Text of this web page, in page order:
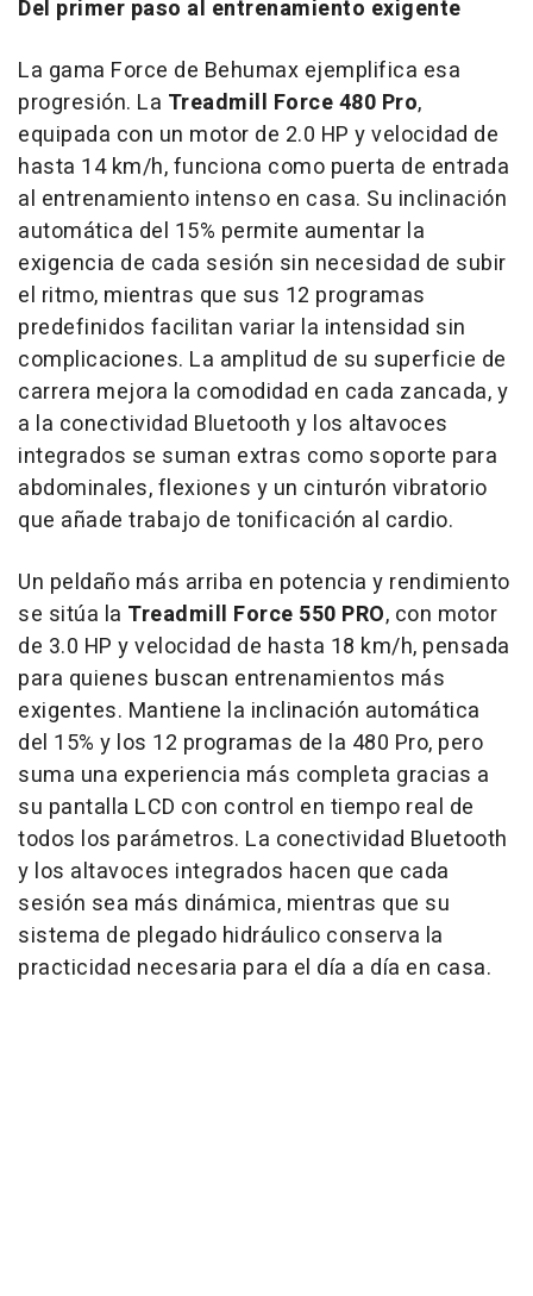
Del primer paso al entrenamiento exigente
La gama Force de Behumax ejemplifica esa
progresión. La Treadmill Force 480 Pro,
equipada con un motor de 2.0 HP y velocidad de
hasta 14 km/h, funciona como puerta de entrada
al entrenamiento intenso en casa. Su inclinación
automática del 15% permite aumentar la
exigencia de cada sesión sin necesidad de subir
el ritmo, mientras que sus 12 programas
predefinidos facilitan variar la intensidad sin
complicaciones. La amplitud de su superficie de
carrera mejora la comodidad en cada zancada, y
a la conectividad Bluetooth y los altavoces
integrados se suman extras como soporte para
abdominales, flexiones y un cinturón vibratorio
que añade trabajo de tonificación al cardio.
Un peldaño más arriba en potencia y rendimiento
se sitúa la Treadmill Force 550 PRO, con motor
de 3.0 HP y velocidad de hasta 18 km/h, pensada
para quienes buscan entrenamientos más
exigentes. Mantiene la inclinación automática
del 15% y los 12 programas de la 480 Pro, pero
suma una experiencia más completa gracias a
su pantalla LCD con control en tiempo real de
todos los parámetros. La conectividad Bluetooth
y los altavoces integrados hacen que cada
sesión sea más dinámica, mientras que su
sistema de plegado hidráulico conserva la
practicidad necesaria para el día a día en casa.